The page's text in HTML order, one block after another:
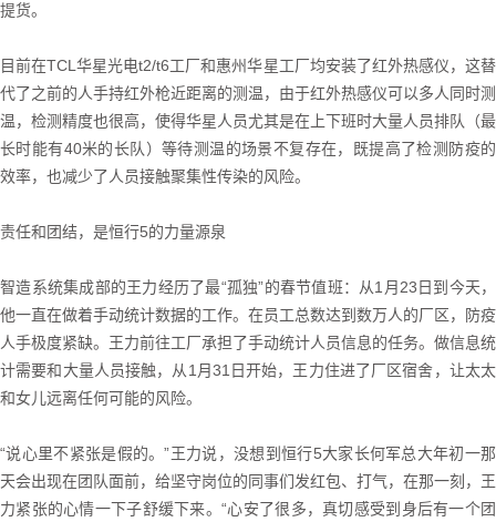
提货。
目前在TCL华星光电t2/t6工厂和惠州华星工厂均安装了红外热感仪，这替
代了之前的人手持红外枪近距离的测温，由于红外热感仪可以多人同时测
温，检测精度也很高，使得华星人员尤其是在上下班时大量人员排队（最
长时能有40米的长队）等待测温的场景不复存在，既提高了检测防疫的
效率，也减少了人员接触聚集性传染的风险。
责任和团结，是恒行5的力量源泉
智造系统集成部的王力经历了最“孤独”的春节值班：从1月23日到今天，
他一直在做着手动统计数据的工作。在员工总数达到数万人的厂区，防疫
人手极度紧缺。王力前往工厂承担了手动统计人员信息的任务。做信息统
计需要和大量人员接触，从1月31日开始，王力住进了厂区宿舍，让太太
和女儿远离任何可能的风险。
“说心里不紧张是假的。”王力说，没想到恒行5大家长何军总大年初一那
天会出现在团队面前，给坚守岗位的同事们发红包、打气，在那一刻，王
力紧张的心情一下子舒缓下来。“心安了很多，真切感受到身后有一个团